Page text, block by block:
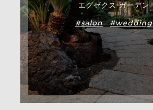
エグゼクス ガーデン
#salon
#wedding